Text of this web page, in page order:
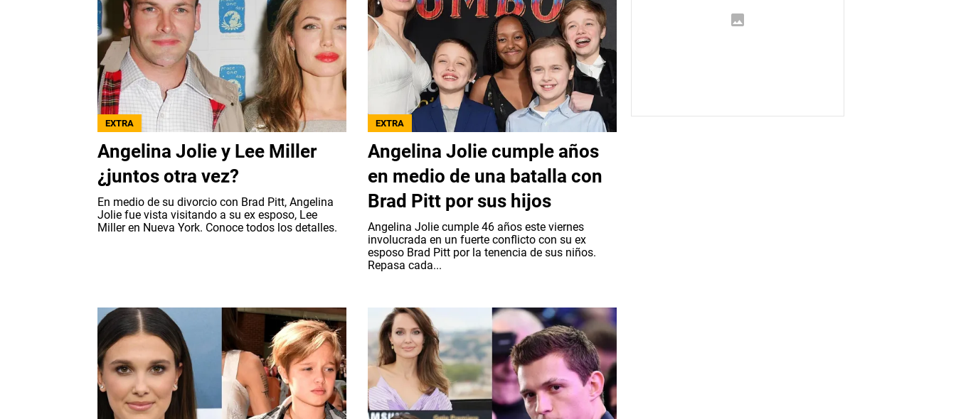
EXTRA
Angelina Jolie y Lee Miller
¿juntos otra vez?
En medio de su divorcio con Brad Pitt, Angelina
Jolie fue vista visitando a su ex esposo, Lee
Miller en Nueva York. Conoce todos los detalles.
EXTRA
Angelina Jolie cumple años
en medio de una batalla con
Brad Pitt por sus hijos
Angelina Jolie cumple 46 años este viernes
involucrada en un fuerte conflicto con su ex
esposo Brad Pitt por la tenencia de sus niños.
Repasa cada...